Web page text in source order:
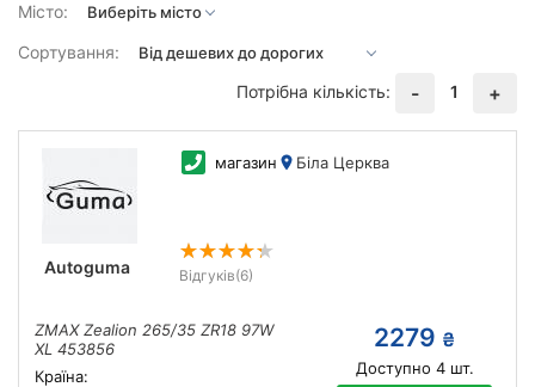
Місто:
Сортування:
Потрібна кількість:
- 1 +
Autoguma
магазин Біла Церква
Відгуків(6)
ZMAX Zealion 265/35 ZR18 97W
XL 453856
Країна:
2279 ₴
Доступно 4шт.